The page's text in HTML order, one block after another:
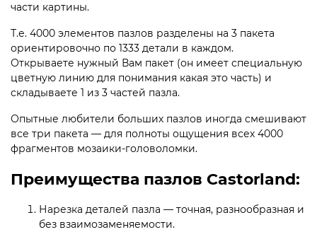
части картины.
Т.е. 4000 элементов пазлов разделены на 3 пакета
ориентировочно по 1333 детали в каждом.
Открываете нужный Вам пакет (он имеет специальную
цветную линию для понимания какая это часть) и
складываете 1 из 3 частей пазла.
Опытные любители больших пазлов иногда смешивают
все три пакета — для полноты ощущения всех 4000
фрагментов мозаики-головоломки.
Преимущества пазлов Castorland:
Нарезка деталей пазла — точная, разнообразная и
без взаимозаменяемости.